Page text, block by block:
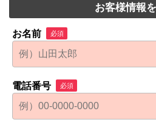
お客様情報
お名前 必須
電話番号 必須